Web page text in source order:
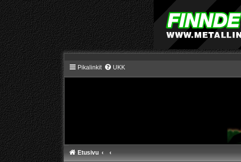
Pikalinkit UKK
Etusivu